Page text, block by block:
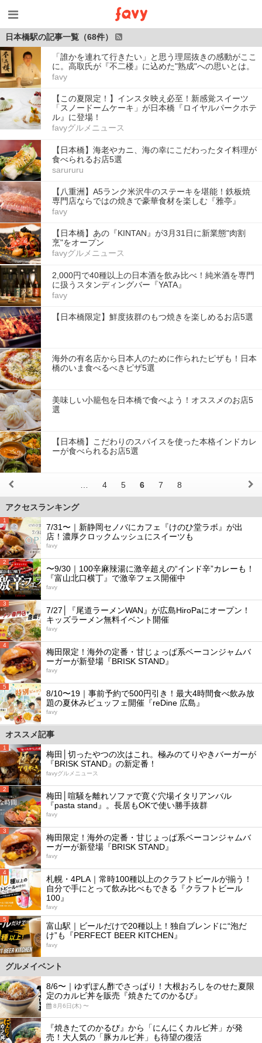
日本橋駅の記事一覧（68件）
「誰かを連れて行きたい」と思う理屈抜きの感動がここ
に。高取氏が『不二楼』に込めた"熟成"への思いとは。
favy
【この夏限定！】インスタ映え必至！新感覚スイーツ
「スノードームケーキ」が日本橋『ロイヤルパークホテ
ル』に登場！
favyグルメニュース
【日本橋】海老やカニ、海の幸にこだわったタイ料理が
食べられるお店5選
sarururu
【八重洲】A5ランク米沢牛のステーキを堪能！鉄板焼
専門店ならではの焼きで豪華食材を楽しむ『雅亭』
favy
【日本橋】あの『KINTAN』が3月31日に新業態"肉割
烹"をオープン
favyグルメニュース
2,000円で40種以上の日本酒を飲み比べ！純米酒を専門
に扱うスタンディングバー『YATA』
favy
【日本橋限定】鮮度抜群のもつ焼きを楽しめるお店5選
海外の有名店から日本人のために作られたピザも！日本
橋のいま食べるべきピザ5選
美味しい小籠包を日本橋で食べよう！オススメのお店5
選
【日本橋】こだわりのスパイスを使った本格インドカレ
ーが食べられるお店5選
4 5 6 7 8
アクセスランキング
1
7/31〜｜新静岡セノバにカフェ『けのひ堂ラボ』が出
店！濃厚クロックムッシュにスイーツも
favy
2
〜9/30｜100辛麻辣湯に激辛超えの“インド辛”カレーも！
『富山北口横丁』で激辛フェス開催中
favy
3
7/27│『尾道ラーメンWAN』が広島HiroPaにオープン！
キッズラーメン無料イベント開催
favy
4
梅田限定！海外の定番・甘じょっぱ系ベーコンジャムバ
ーガーが新登場『BRISK STAND』
favy
5
8/10〜19｜事前予約で500円引き！最大4時間食べ飲み放
題の夏休みビュッフェ開催『reDine 広島』
favy
オススメ記事
1
梅田│切ったやつの次はこれ。極みのてりやきバーガーが
『BRISK STAND』の新定番！
favyグルメニュース
2
梅田│喧騒を離れソファで寛ぐ穴場イタリアンバル
『pasta stand』。長居もOKで使い勝手抜群
favy
3
梅田限定！海外の定番・甘じょっぱ系ベーコンジャムバ
ーガーが新登場『BRISK STAND』
favy
4
札幌・4PLA｜常時100種以上のクラフトビールが揃う！
自分で手にとって飲み比べもできる『クラフトビール
100』
favy
5
富山駅｜ビールだけで20種以上！独自ブレンドに“泡だ
け”も『PERFECT BEER KITCHEN』
favy
グルメイベント
8/6〜｜ゆずぽん酢でさっぱり！大根おろしをのせた夏限
定のカルビ丼を販売『焼きたてのかるび』
8月6日(木) 〜
『焼きたてのかるび』から「にんにくカルビ丼」が発
売！大人気の「豚カルビ丼」も待望の復活